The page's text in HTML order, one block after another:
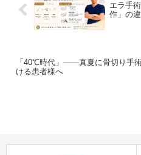
エラ手
作」の
「40℃時代」――真夏に骨切り手
ける患者様へ